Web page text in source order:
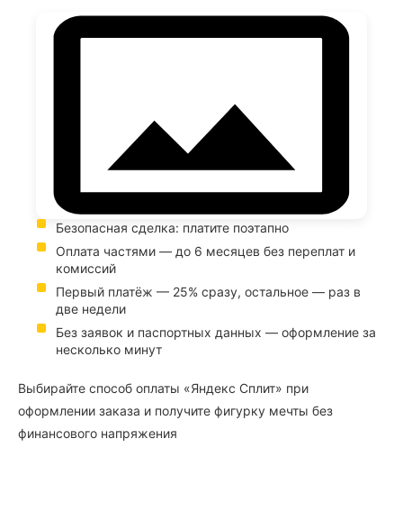
Безопасная сделка: платите поэтапно
Оплата частями — до 6 месяцев без переплат и
комиссий
Первый платёж — 25% сразу, остальное — раз в
две недели
Без заявок и паспортных данных — оформление за
несколько минут
Выбирайте способ оплаты «Яндекс Сплит» при
оформлении заказа и получите фигурку мечты без
финансового напряжения